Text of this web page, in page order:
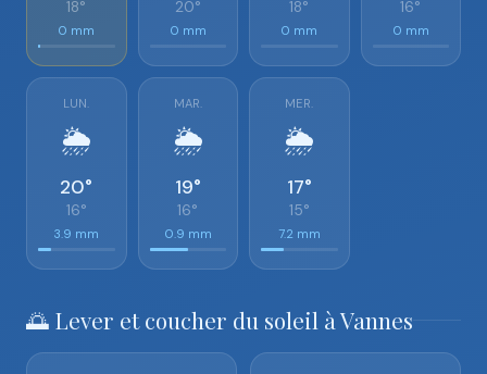
18°
0 mm
20°
0 mm
18°
0 mm
16°
0 mm
LUN.
🌦️
20°
16°
3.9 mm
MAR.
🌦️
19°
16°
0.9 mm
MER.
🌦️
17°
15°
7.2 mm
🌅 Lever et coucher du soleil à Vannes